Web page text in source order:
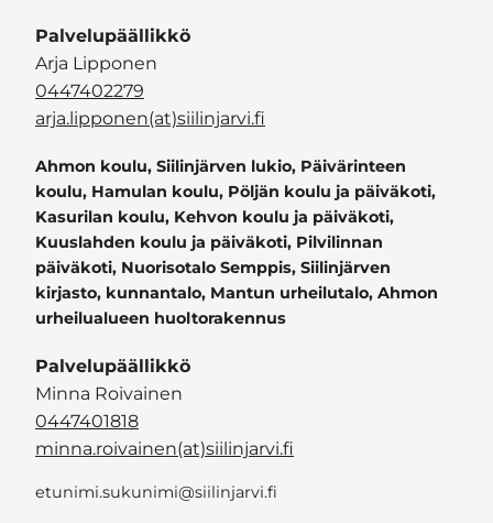
Palvelupäällikkö
Arja Lipponen
0447402279
arja.lipponen(at)siilinjarvi.fi
Ahmon koulu, Siilinjärven lukio, Päivärinteen
koulu, Hamulan koulu, Pöljän koulu ja päiväkoti,
Kasurilan koulu, Kehvon koulu ja päiväkoti,
Kuuslahden koulu ja päiväkoti, Pilvilinnan
päiväkoti, Nuorisotalo Semppis, Siilinjärven
kirjasto, kunnantalo, Mantun urheilutalo, Ahmon
urheilualueen huoltorakennus
Palvelupäällikkö
Minna Roivainen
0447401818
minna.roivainen(at)siilinjarvi.fi
etunimi.sukunimi@siilinjarvi.fi